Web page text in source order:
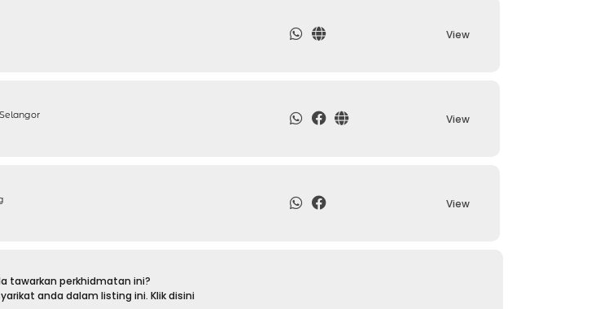
View
View
View
tawarkan perkhidmatan ini?
anda dalam listing ini. Klik disini